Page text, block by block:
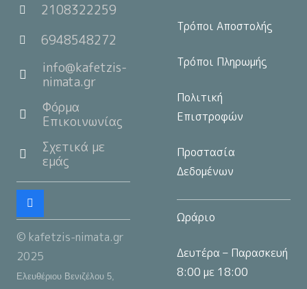
2108322259
6948548272
info@kafetzis-
nimata.gr
Φόρμα
Επικοινωνίας
Σχετικά με
εμάς
© kafetzis-nimata.gr
2025
Ελευθέριου Βενιζέλου 5,
Τρόποι Αποστολής
Τρόποι Πληρωμής
Πολιτική
Επιστροφών
Προστασία
Δεδομένων
Ωράριο
Δευτέρα – Παρασκευή
8:00 με 18:00